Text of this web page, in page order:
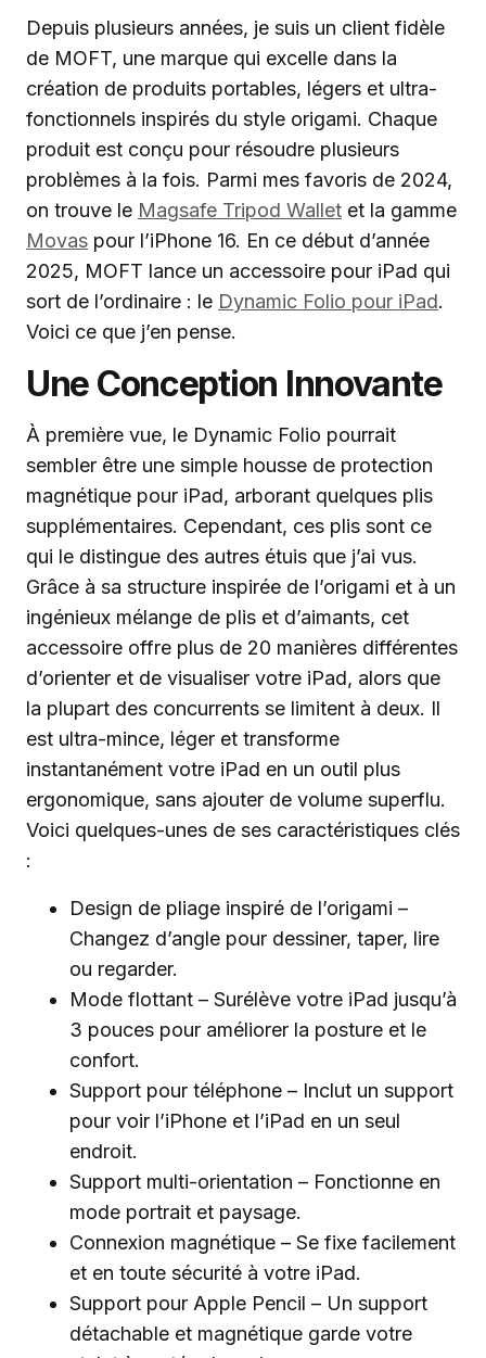
Depuis plusieurs années, je suis un client fidèle
de MOFT, une marque qui excelle dans la
création de produits portables, légers et ultra-
fonctionnels inspirés du style origami. Chaque
produit est conçu pour résoudre plusieurs
problèmes à la fois. Parmi mes favoris de 2024,
on trouve le Magsafe Tripod Wallet et la gamme
Movas pour l’iPhone 16. En ce début d’année
2025, MOFT lance un accessoire pour iPad qui
sort de l’ordinaire : le Dynamic Folio pour iPad.
Voici ce que j’en pense.
Une Conception Innovante
À première vue, le Dynamic Folio pourrait
sembler être une simple housse de protection
magnétique pour iPad, arborant quelques plis
supplémentaires. Cependant, ces plis sont ce
qui le distingue des autres étuis que j’ai vus.
Grâce à sa structure inspirée de l’origami et à un
ingénieux mélange de plis et d’aimants, cet
accessoire offre plus de 20 manières différentes
d’orienter et de visualiser votre iPad, alors que
la plupart des concurrents se limitent à deux. Il
est ultra-mince, léger et transforme
instantanément votre iPad en un outil plus
ergonomique, sans ajouter de volume superflu.
Voici quelques-unes de ses caractéristiques clés
:
Design de pliage inspiré de l’origami –
Changez d’angle pour dessiner, taper, lire
ou regarder.
Mode flottant – Surélève votre iPad jusqu’à
3 pouces pour améliorer la posture et le
confort.
Support pour téléphone – Inclut un support
pour voir l’iPhone et l’iPad en un seul
endroit.
Support multi-orientation – Fonctionne en
mode portrait et paysage.
Connexion magnétique – Se fixe facilement
et en toute sécurité à votre iPad.
Support pour Apple Pencil – Un support
détachable et magnétique garde votre